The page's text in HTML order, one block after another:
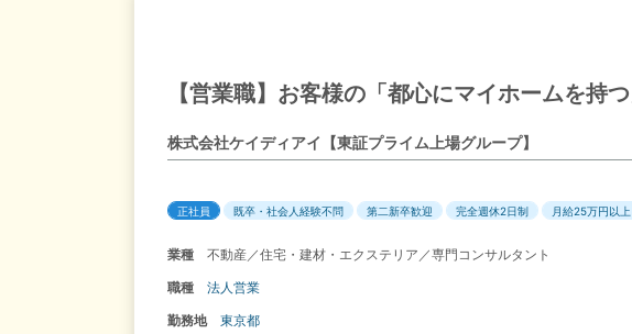
【営業職】お客様の「都心にマイホームを持
株式会社ケイディアイ【東証プライム上場グループ】
正社員 既卒・社会人経験不問 第二新卒歓迎 完全週休2日制 月給25万円以上
業種
不動産／住宅・建材・エクステリア／専門コンサルタント
職種
法人営業
勤務地
東京都